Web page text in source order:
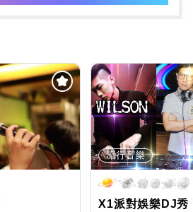
流行音樂
X1派對娛樂DJ秀